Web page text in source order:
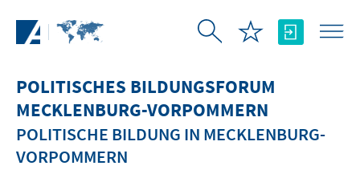
POLITISCHES BILDUNGSFORUM
MECKLENBURG-VORPOMMERN
POLITISCHE BILDUNG IN MECKLENBURG-
VORPOMMERN